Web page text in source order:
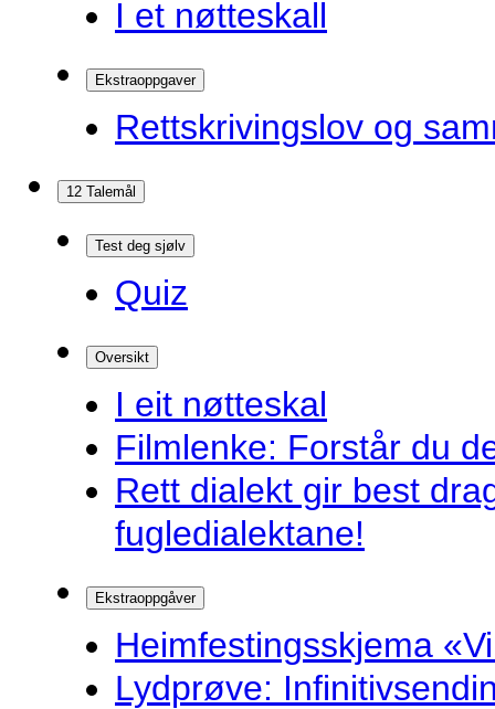
I et nøtteskall
Ekstraoppgaver
Rettskrivingslov og
12 Talemål
Test deg sjølv
Quiz
Oversikt
I eit nøtteskal
Filmlenke: Forstår du
Rett dialekt gir best
fugledialektane!
Ekstraoppgåver
Heimfestingsskjema
Lydprøve: